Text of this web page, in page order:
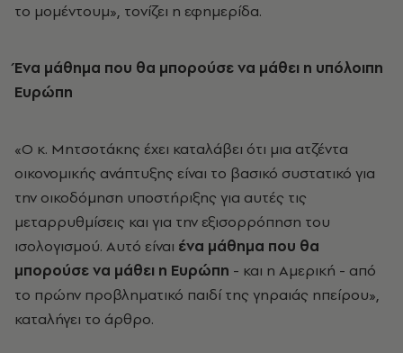
το μομέντουμ», τονίζει η εφημερίδα.
Ένα μάθημα που θα μπορούσε να μάθει η υπόλοιπη
Ευρώπη
«Ο κ. Μητσοτάκης έχει καταλάβει ότι μια ατζέντα
οικονομικής ανάπτυξης είναι το βασικό συστατικό για
την οικοδόμηση υποστήριξης για αυτές τις
μεταρρυθμίσεις και για την εξισορρόπηση του
ισολογισμού. Αυτό είναι ένα μάθημα που θα
μπορούσε να μάθει η Ευρώπη - και η Αμερική - από
το πρώην προβληματικό παιδί της γηραιάς ηπείρου»,
καταλήγει το άρθρο.